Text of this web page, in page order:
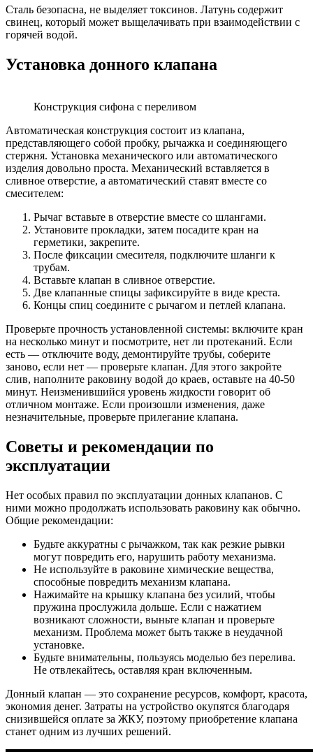
Сталь безопасна, не выделяет токсинов. Латунь содержит
свинец, который может выщелачивать при взаимодействии с
горячей водой.
Установка донного клапана
Конструкция сифона с переливом
Автоматическая конструкция состоит из клапана,
представляющего собой пробку, рычажка и соединяющего
стержня. Установка механического или автоматического
изделия довольно проста. Механический вставляется в
сливное отверстие, а автоматический ставят вместе со
смесителем:
Рычаг вставьте в отверстие вместе со шлангами.
Установите прокладки, затем посадите кран на
герметики, закрепите.
После фиксации смесителя, подключите шланги к
трубам.
Вставьте клапан в сливное отверстие.
Две клапанные спицы зафиксируйте в виде креста.
Концы спиц соедините с рычагом и петлей клапана.
Проверьте прочность установленной системы: включите кран
на несколько минут и посмотрите, нет ли протеканий. Если
есть — отключите воду, демонтируйте трубы, соберите
заново, если нет — проверьте клапан. Для этого закройте
слив, наполните раковину водой до краев, оставьте на 40-50
минут. Неизменившийся уровень жидкости говорит об
отличном монтаже. Если произошли изменения, даже
незначительные, проверьте прилегание клапана.
Советы и рекомендации по
эксплуатации
Нет особых правил по эксплуатации донных клапанов. С
ними можно продолжать использовать раковину как обычно.
Общие рекомендации:
Будьте аккуратны с рычажком, так как резкие рывки
могут повредить его, нарушить работу механизма.
Не используйте в раковине химические вещества,
способные повредить механизм клапана.
Нажимайте на крышку клапана без усилий, чтобы
пружина прослужила дольше. Если с нажатием
возникают сложности, выньте клапан и проверьте
механизм. Проблема может быть также в неудачной
установке.
Будьте внимательны, пользуясь моделью без перелива.
Не отвлекайтесь, оставляя кран включенным.
Донный клапан — это сохранение ресурсов, комфорт, красота,
экономия денег. Затраты на устройство окупятся благодаря
снизившейся оплате за ЖКУ, поэтому приобретение клапана
станет одним из лучших решений.